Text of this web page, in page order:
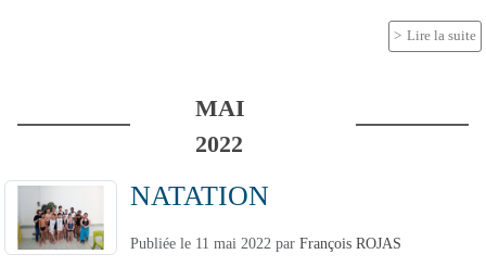
Lire la suite
MAI
2022
NATATION
Publiée le 11 mai 2022 par François ROJAS